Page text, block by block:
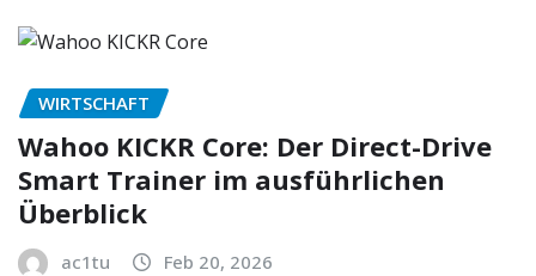
WIRTSCHAFT
Wahoo KICKR Core: Der Direct-Drive
Smart Trainer im ausführlichen
Überblick
ac1tu Feb 20, 2026